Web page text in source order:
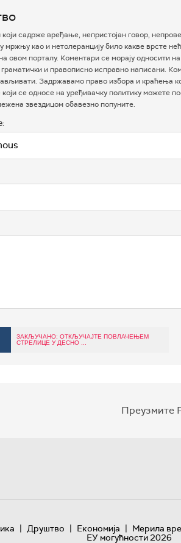
садрже вређање, непристојан говор,
мржњу као и нетолеранцију било какве врсте
овом порталу. Коментари се морају односити
и правописно исправно написани.
Задржавамо право избора и краћења
се односе на уређивачку политику можете
звездицом обавезно попуните.
ЗАКЉУЧАНО: ОТКЉУЧАЈТЕ ПОВЛАЧЕЊЕМ
СТРЕЛИЦЕ У ДЕСНО ...
Преузмите
| Друштво | Економија | Мерила
ЕУ могућности 2026